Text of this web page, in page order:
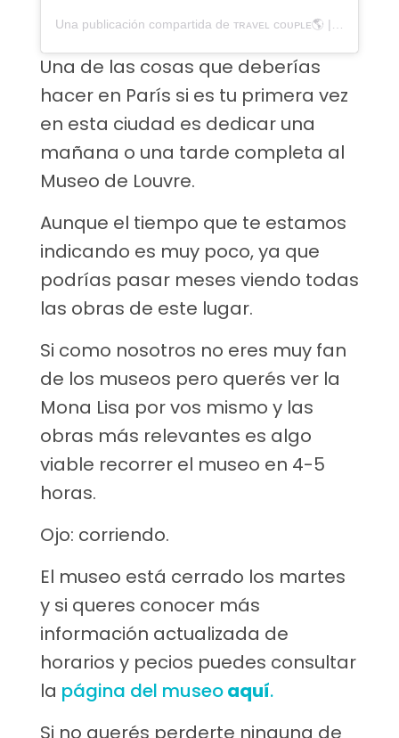
Una publicación compartida de ᴛʀᴀᴠᴇʟ ᴄᴏᴜᴘʟᴇ🌎 | ᴄᴀᴍɪɴɪᴛᴏ ᴀᴍᴏʀ (@caminitoamor)
Una de las cosas que deberías
hacer en París si es tu primera vez
en esta ciudad es dedicar una
mañana o una tarde completa al
Museo de Louvre.
Aunque el tiempo que te estamos
indicando es muy poco, ya que
podrías pasar meses viendo todas
las obras de este lugar.
Si como nosotros no eres muy fan
de los museos pero querés ver la
Mona Lisa por vos mismo y las
obras más relevantes es algo
viable recorrer el museo en 4-5
horas.
Ojo: corriendo.
El museo está cerrado los martes
y si queres conocer más
información actualizada de
horarios y pecios puedes consultar
la página del museoaquí.
Si no querés perderte ninguna de